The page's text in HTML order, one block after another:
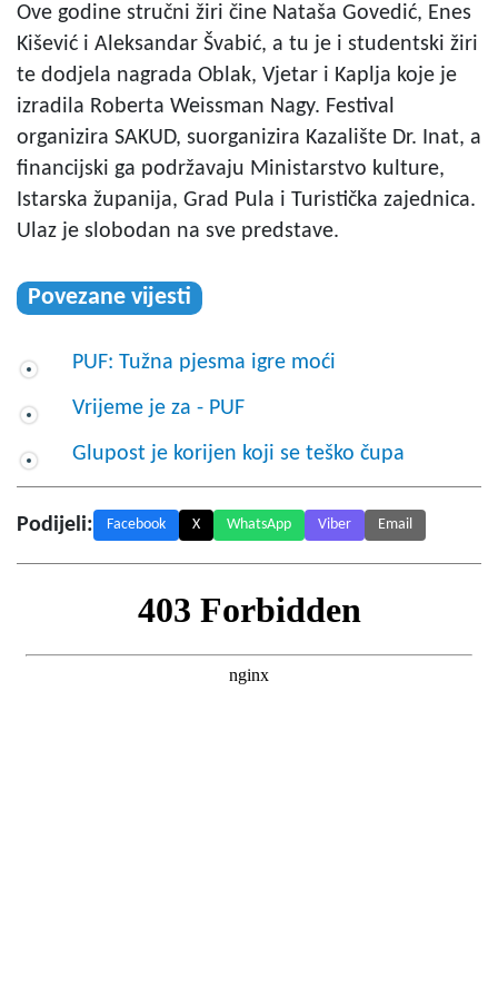
Ove godine stručni žiri čine Nataša Govedić, Enes
Kišević i Aleksandar Švabić, a tu je i studentski žiri
te dodjela nagrada Oblak, Vjetar i Kaplja koje je
izradila Roberta Weissman Nagy. Festival
organizira SAKUD, suorganizira Kazalište Dr. Inat, a
financijski ga podržavaju Ministarstvo kulture,
Istarska županija, Grad Pula i Turistička zajednica.
Ulaz je slobodan na sve predstave.
Povezane vijesti
PUF: Tužna pjesma igre moći
Vrijeme je za - PUF
Glupost je korijen koji se teško čupa
Podijeli: Facebook X WhatsApp Viber Email